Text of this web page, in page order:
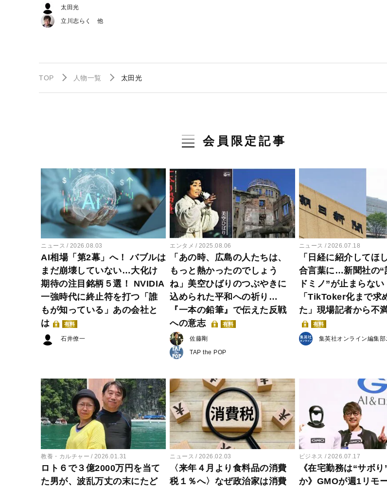
太田光
立川志らく
TOP 人物一覧 太田光
会員限定記事
ニュース 2026.08.03
AI相場「第2幕」へ！ バブルは
まだ崩壊していない…大化け
期待の注目銘柄５選！ NVIDIA
一強時代に終止符を打つ「誰
もが知っている」あの会社と
は
有料
石井僚一
エンタメ 2025.08.06
「あの時、広島の人たちは、
もっと熱かったのでしょう
ね」美空ひばりのつぶやきに
込められた平和への祈り…
『一本の鉛筆』で伝えた反戦
への意志
有料
佐藤剛
TAP the POP
ニュース 2026.07.18
「日経に紹介してほ
合言葉に…新聞社の“
ドミノ”が止まらな
「TikToker化まで求
た」現場記者から不
有料
集英社オンライン編集
教養・カルチャー 2026.01.31
ロト６で３億2000万円を当て
た男が、波乱万丈の末にたど
ニュース 2026.02.03
〈来年４月より食料品の消費
税１％へ〉なぜ政治家は消費
ビジネス 2026.07.17
《在宅勤務は“サボ
か》GMOが週1リモ